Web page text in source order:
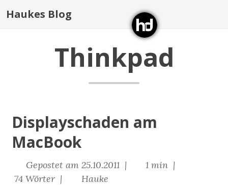
Haukes Blog
Thinkpad
Displayschaden am
MacBook
Gepostet am 25.10.2011 |
1 min |
74 Wörter |
Hauke